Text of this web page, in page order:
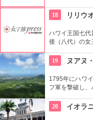
す。美しく、
18 リリウ
ハワイ王国七
後（八代）の女
いメロディー
19 ヌアヌ
1795年にハワ
フ軍を撃破し、
から広がる絶
20 イオラ